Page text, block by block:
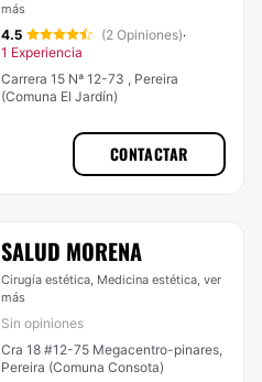
más
4.5 (2 Opiniones)·
1 Experiencia
Carrera 15 Nª 12-73 , Pereira
(Comuna El Jardín)
CONTACTAR
SALUD MORENA
Cirugía estética, Medicina estética, ver
más
Sin opiniones
Cra 18 #12-75 Megacentro-pinares,
Pereira (Comuna Consota)